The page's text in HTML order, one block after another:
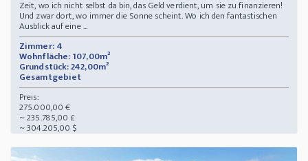
Zeit, wo ich nicht selbst da bin, das Geld verdient, um sie zu finanzieren!
Und zwar dort, wo immer die Sonne scheint. Wo ich den fantastischen
Ausblick auf eine ...
Zimmer: 4
Wohnfläche: 107,00m²
Grundstück: 242,00m²
Gesamtgebiet
Preis:
275.000,00 €
~ 235.785,00 £
~ 304.205,00 $